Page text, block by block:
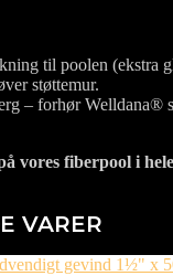
til poolen (ekstra
støttemur.
– forhør Welldana®
vores fiberpool i
VARER